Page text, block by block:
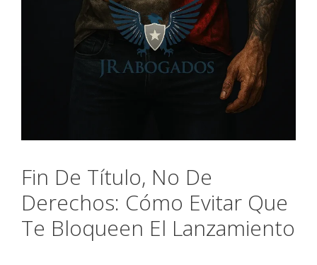
Fin De Título, No De
Derechos: Cómo Evitar Que
Te Bloqueen El Lanzamiento